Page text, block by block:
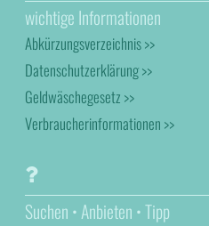
wichtige Informationen
Abkürzungsverzeichnis >>
Datenschutzerklärung >>
Geldwäschegesetz >>
Verbraucherinformationen >>
Suchen • Anbieten • Tipp